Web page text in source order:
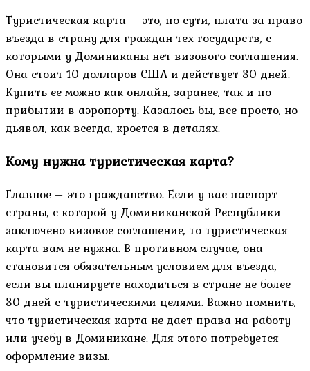
Туристическая карта – это, по сути, плата за право
въезда в страну для граждан тех государств, с
которыми у Доминиканы нет визового соглашения.
Она стоит 10 долларов США и действует 30 дней.
Купить ее можно как онлайн, заранее, так и по
прибытии в аэропорту. Казалось бы, все просто, но
дьявол, как всегда, кроется в деталях.
Кому нужна туристическая карта?
Главное – это гражданство. Если у вас паспорт
страны, с которой у Доминиканской Республики
заключено визовое соглашение, то туристическая
карта вам не нужна. В противном случае, она
становится обязательным условием для въезда,
если вы планируете находиться в стране не более
30 дней с туристическими целями. Важно помнить,
что туристическая карта не дает права на работу
или учебу в Доминикане. Для этого потребуется
оформление визы.